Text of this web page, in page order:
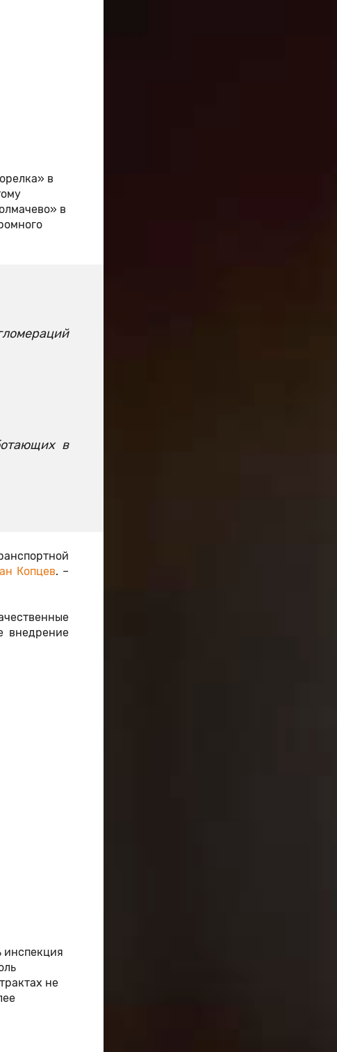
в
в
в
Копцев. –
внедрение
инспекция
не